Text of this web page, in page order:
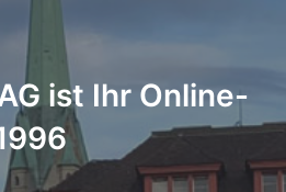
ist Ihr Online-